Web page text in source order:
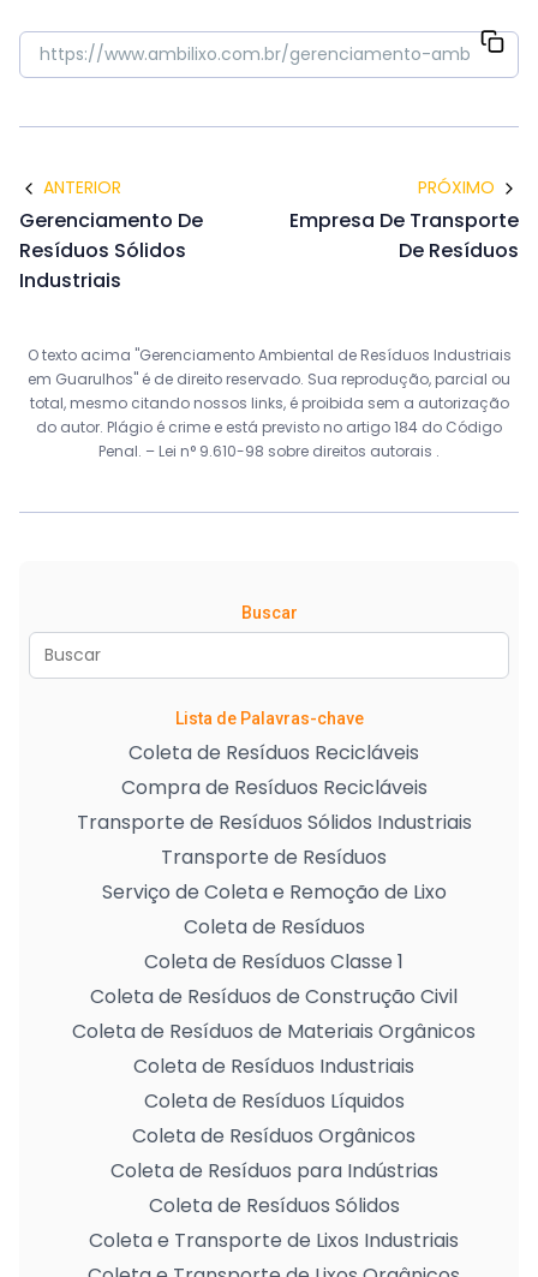
ANTERIOR
Gerenciamento De
Resíduos Sólidos
Industriais
PRÓXIMO
Empresa De Transporte
De Resíduos
O texto acima "Gerenciamento Ambiental de Resíduos Industriais
em Guarulhos" é de direito reservado. Sua reprodução, parcial ou
total, mesmo citando nossos links, é proibida sem a autorização
do autor. Plágio é crime e está previsto no artigo 184 do Código
Penal. – Lei n° 9.610-98 sobre direitos autorais .
Buscar
Lista de Palavras-chave
Coleta de Resíduos Recicláveis
Compra de Resíduos Recicláveis
Transporte de Resíduos Sólidos Industriais
Transporte de Resíduos
Serviço de Coleta e Remoção de Lixo
Coleta de Resíduos
Coleta de Resíduos Classe 1
Coleta de Resíduos de Construção Civil
Coleta de Resíduos de Materiais Orgânicos
Coleta de Resíduos Industriais
Coleta de Resíduos Líquidos
Coleta de Resíduos Orgânicos
Coleta de Resíduos para Indústrias
Coleta de Resíduos Sólidos
Coleta e Transporte de Lixos Industriais